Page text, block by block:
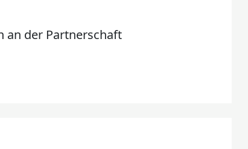
an der Partnerschaft